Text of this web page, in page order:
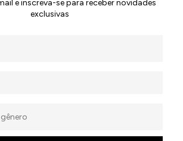
e inscreva-se para receber novidades
exclusivas